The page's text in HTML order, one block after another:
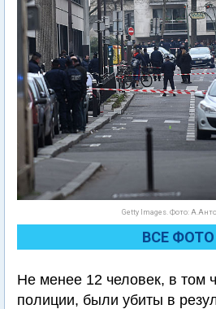
Getty Images. Фото:
ВСЕ ФОТО
Не менее 12 человек, в том
полиции, были убиты в